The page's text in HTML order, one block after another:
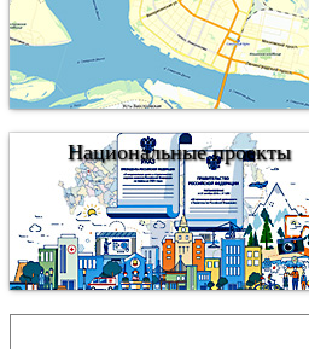
Национальные проекты